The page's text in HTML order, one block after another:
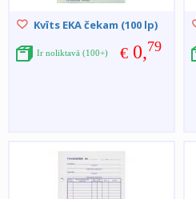
Kvīts EKA čekam (100 lp)
€ 0,79
Ir noliktavā (100+)